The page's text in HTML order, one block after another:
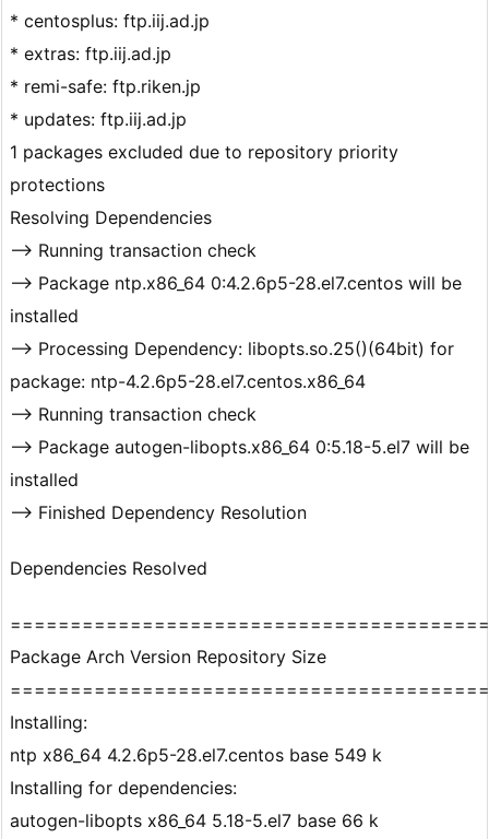
* centosplus: ftp.iij.ad.jp
* extras: ftp.iij.ad.jp
* remi-safe: ftp.riken.jp
* updates: ftp.iij.ad.jp
1 packages excluded due to repository priority
protections
Resolving Dependencies
–> Running transaction check
—> Package ntp.x86_64 0:4.2.6p5-28.el7.centos will be
installed
–> Processing Dependency: libopts.so.25()(64bit) for
package: ntp-4.2.6p5-28.el7.centos.x86_64
–> Running transaction check
—> Package autogen-libopts.x86_64 0:5.18-5.el7 will be
installed
–> Finished Dependency Resolution
Dependencies Resolved
Package Arch Version Repository Size
Installing:
ntp x86_64 4.2.6p5-28.el7.centos base 549 k
Installing for dependencies:
autogen-libopts x86_64 5.18-5.el7 base 66 k